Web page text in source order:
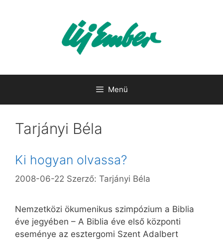
Menü
Tarjányi Béla
Ki hogyan olvassa?
2008-06-22 Szerző: Tarjányi Béla
Nemzetközi ökumenikus szimpózium a Biblia
éve jegyében – A Biblia éve első központi
eseménye az esztergomi Szent Adalbert